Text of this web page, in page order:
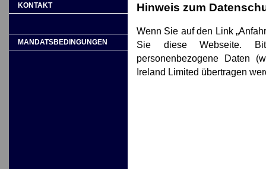
KONTAKT
MANDATSBEDINGUNGEN
Hinweis zum
Wenn Sie auf den Link
Sie diese Webseite.
personenbezogene Daten
Ireland Limited übertragen